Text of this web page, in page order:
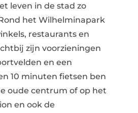
leven in de stad zo
het Wilhelminapark
restaurants en
zijn voorzieningen
en een
10 minuten fietsen ben
oude centrum of op het
en ook de